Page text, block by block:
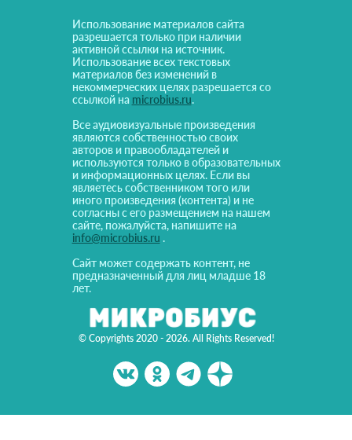
© Copyrights 2020 - 2026. All Rights Reserved!
Использование материалов сайта
разрешается только при наличии
активной ссылки на источник.
Использование всех текстовых
материалов без изменений в
некоммерческих целях разрешается со
ссылкой на microbius.ru.
Все аудиовизуальные произведения
являются собственностью своих
авторов и правообладателей и
используются только в образовательных
и информационных целях. Если вы
являетесь собственником того или
иного произведения (контента) и не
согласны с его размещением на нашем
сайте, пожалуйста, напишите на
info@microbius.ru .
Сайт может содержать контент, не
предназначенный для лиц младше 18
лет.